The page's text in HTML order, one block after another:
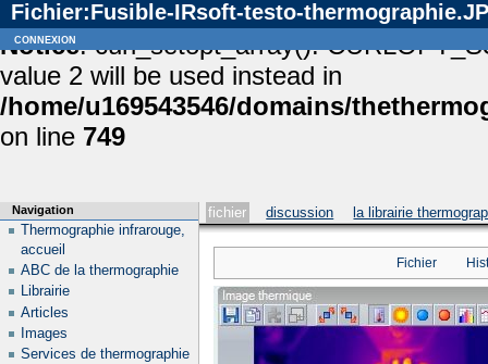
Notice: curl_setopt_array():
value 2 will be used instead in
/home/u169543546/domains/
on line 749
Fichier:Fusible-IRsoft-testo-
fichier discussion la librairie
Fichier
Navigation
Thermographie infrarouge,
accueil
ABC de la thermographie
Librairie
Articles
Images
Services de thermographie
connexion